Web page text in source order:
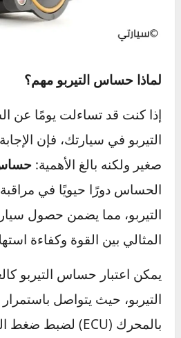
لماذا حساس التيربو مهم؟
إذا كنت قد تساءلت يومًا عن
التيربو في سيارتك، فإن
صغير ولكنه بالغ الأهمية:حساس
الحساس دورًا حيويًا في مراقبة
التيربو، مما يضمن حصول
المثالي بين القوة وكفاءة
يمكن اعتبار حساس التيربو